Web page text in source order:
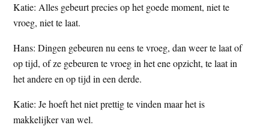
Katie: Alles gebeurt precies op het goede moment, niet te
vroeg, niet te laat.
Hans: Dingen gebeuren nu eens te vroeg, dan weer te laat of
op tijd, of ze gebeuren te vroeg in het ene opzicht, te laat in
het andere en op tijd in een derde.
Katie: Je hoeft het niet prettig te vinden maar het is
makkelijker van wel.